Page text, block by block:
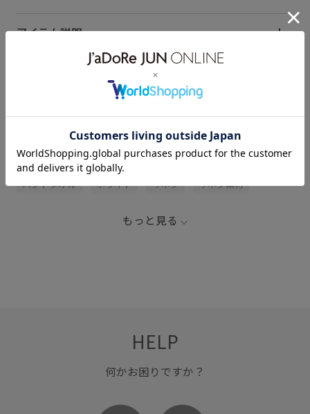
アイテム説明
サイズ・素材・お手入れ方法
関連タグ
エプロン キナリ コットン タオル
ハンドタオル ホワイト リネン リネン素材
もっと見る
HELP
何かお困りですか？